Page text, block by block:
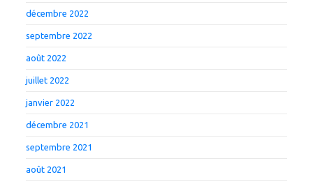
décembre 2022
septembre 2022
août 2022
juillet 2022
janvier 2022
décembre 2021
septembre 2021
août 2021